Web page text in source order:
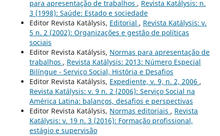
para apresentação de trabalhos , Revista Katálysis: n.
3 (1998): Saúde: Estado e sociedade
Editor Revista Katálysis, Editorial , Revista Katálysis: v.
5 n. 2 (2002): Organizações e gestão de políticas
sociais
Editor Revista Katálysis, Normas para apresentação de
trabalhos , Revista Katálysis: 2013: Número Especial
Bilíngue - Serviço Social, História e Desafios
Editor Revista Katálysis, Expediente, v. 9, n. 2, 2006 ,
Revista Katálysis: v. 9 n. 2 (2006): Serviço Social na
América Latina: balanços, desafios e perspectivas
Editor Revista Katálysis, Normas editoriais , Revista
Katálysis: v. 19 n. 3 (2016): Formação profissional,
estágio e supervisão